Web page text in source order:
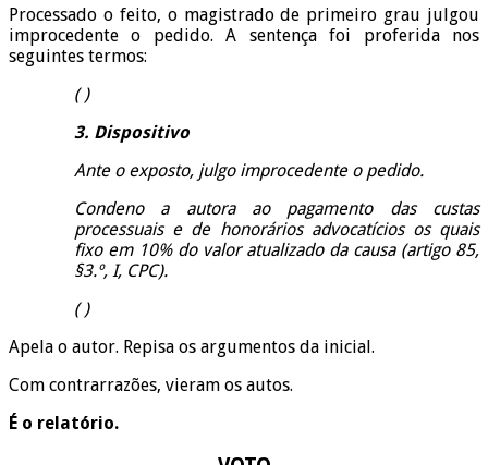
Processado o feito, o magistrado de primeiro grau julgou
improcedente o pedido. A sentença foi proferida nos
seguintes termos:
( )
3. Dispositivo
Ante o exposto, julgo improcedente o pedido.
Condeno a autora ao pagamento das custas
processuais e de honorários advocatícios os quais
fixo em 10% do valor atualizado da causa (artigo 85,
§3.º, I, CPC).
( )
Apela o autor. Repisa os argumentos da inicial.
Com contrarrazões, vieram os autos.
É o relatório.